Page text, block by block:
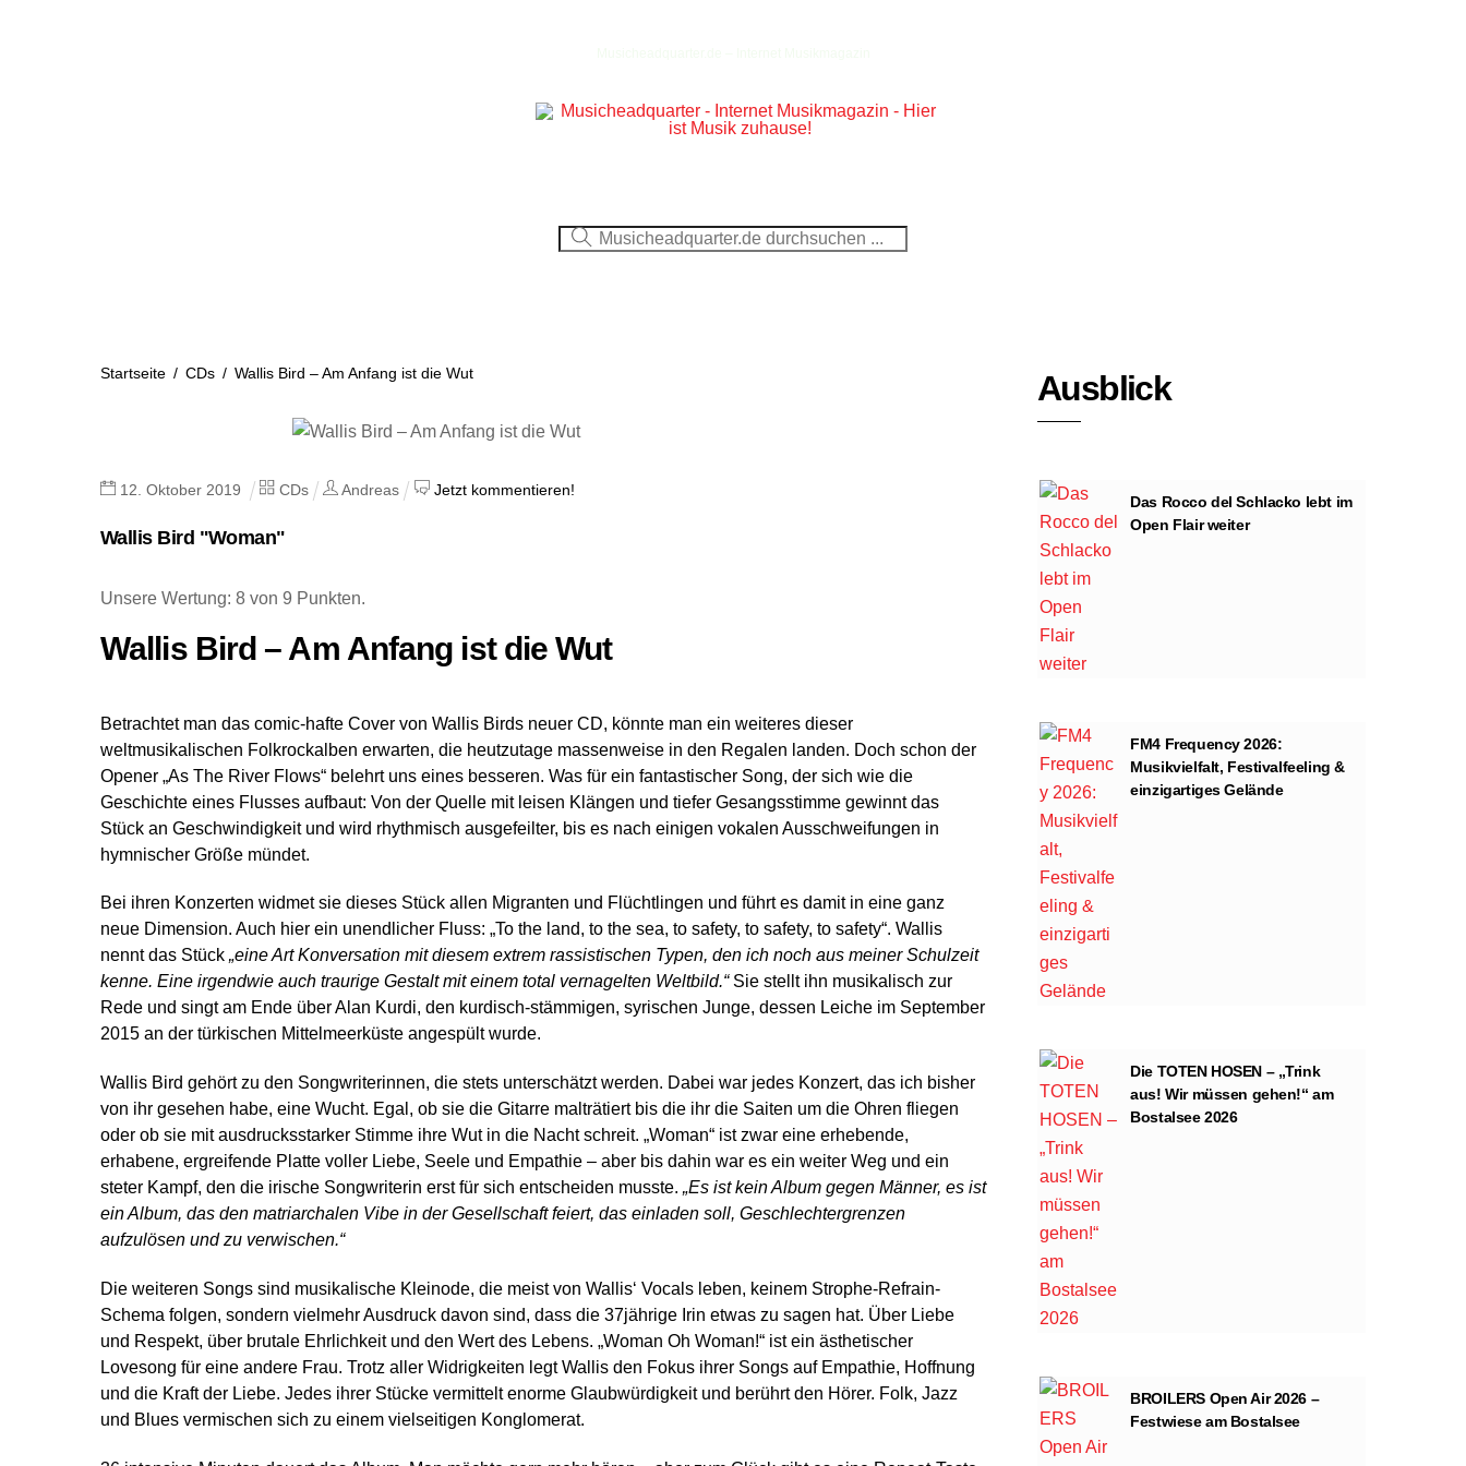
Startseite / CDs / Wallis Bird – Am Anfang ist die Wut
12 Oktober 2019 CDs Andreas Jetzt kommentieren!
Wallis Bird "Woman"
Unsere Wertung: 8 von 9 Punkten.
Wallis Bird – Am Anfang ist die Wut
Betrachtet man das comic-hafte Cover von Wallis Birds neuer CD, könnte man ein weiteres dieser
weltmusikalischen Folkrockalben erwarten, die heutzutage massenweise in den Regalen landen. Doch schon der
Opener „As The River Flows“ belehrt uns eines besseren. Was für ein fantastischer Song, der sich wie die
Geschichte eines Flusses aufbaut: Von der Quelle mit leisen Klängen und tiefer Gesangsstimme gewinnt das
Stück an Geschwindigkeit und wird rhythmisch ausgefeilter, bis es nach einigen vokalen Ausschweifungen in
hymnischer Größe mündet.
Bei ihren Konzerten widmet sie dieses Stück allen Migranten und Flüchtlingen und führt es damit in eine ganz
neue Dimension. Auch hier ein unendlicher Fluss: „To the land, to the sea, to safety, to safety, to safety“. Wallis
nennt das Stück „eine Art Konversation mit diesem extrem rassistischen Typen, den ich noch aus meiner Schulzeit
kenne. Eine irgendwie auch traurige Gestalt mit einem total vernagelten Weltbild.“ Sie stellt ihn musikalisch zur
Rede und singt am Ende über Alan Kurdi, den kurdisch-stämmigen, syrischen Junge, dessen Leiche im September
2015 an der türkischen Mittelmeerküste angespült wurde.
Wallis Bird gehört zu den Songwriterinnen, die stets unterschätzt werden. Dabei war jedes Konzert, das ich bisher
von ihr gesehen habe, eine Wucht. Egal, ob sie die Gitarre malträtiert bis die ihr die Saiten um die Ohren fliegen
oder ob sie mit ausdrucksstarker Stimme ihre Wut in die Nacht schreit. „Woman“ ist zwar eine erhebende,
erhabene, ergreifende Platte voller Liebe, Seele und Empathie – aber bis dahin war es ein weiter Weg und ein
steter Kampf, den die irische Songwriterin erst für sich entscheiden musste. „Es ist kein Album gegen Männer, es ist
ein Album, das den matriarchalen Vibe in der Gesellschaft feiert, das einladen soll, Geschlechtergrenzen
aufzulösen und zu verwischen.“
Die weiteren Songs sind musikalische Kleinode, die meist von Wallis‘ Vocals leben, keinem Strophe-Refrain-
Schema folgen, sondern vielmehr Ausdruck davon sind, dass die 37jährige Irin etwas zu sagen hat. Über Liebe
und Respekt, über brutale Ehrlichkeit und den Wert des Lebens. „Woman Oh Woman!“ ist ein ästhetischer
Lovesong für eine andere Frau. Trotz aller Widrigkeiten legt Wallis den Fokus ihrer Songs auf Empathie, Hoffnung
und die Kraft der Liebe. Jedes ihrer Stücke vermittelt enorme Glaubwürdigkeit und berührt den Hörer. Folk, Jazz
und Blues vermischen sich zu einem vielseitigen Konglomerat.
Ausblick
Das Rocco del Schlacko lebt im
Open Flair weiter
FM4 Frequency 2026:
Musikvielfalt, Festivalfeeling &
einzigartiges Gelände
Die TOTEN HOSEN – „Trink
aus! Wir müssen gehen!“ am
Bostalsee 2026
BROILERS Open Air 2026 –
Festwiese am Bostalsee